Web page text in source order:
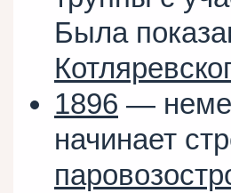
Была
1896 —
начинает